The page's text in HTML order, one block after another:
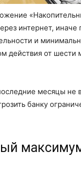
интернет, иначе
и
действия от шести
месяцы не
банку